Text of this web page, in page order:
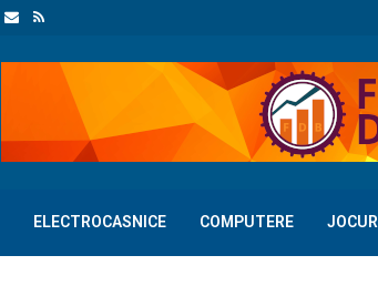
ELECTROCASNICE COMPUTERE JOCURI